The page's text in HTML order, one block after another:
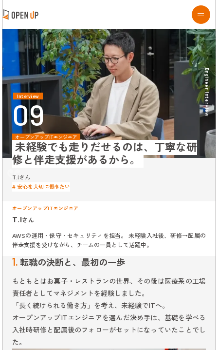
Interview
09 Engineer Interview
オープンアップITエンジニア
未経験でも走りだせるのは、丁寧な研
修と伴走支援があるから。
T.Iさん
# 安心を大切に働きたい
オープンアップITエンジニア
T.Iさん
AWSの運用・保守・セキュリティを担当。 未経験入社後、研修→配属の
伴走支援を受けながら、チームの一員として活躍中。
1. 転職の決断と、最初の一歩
もともとはお菓子・レストランの世界、その後は医療系の工場
責任者としてマネジメントを経験しました。
「長く続けられる働き方」を考え、未経験でITへ。
オープンアップITエンジニアを選んだ決め手は、基礎を学べる
入社時研修と配属後のフォローがセットになっていたことでし
た。